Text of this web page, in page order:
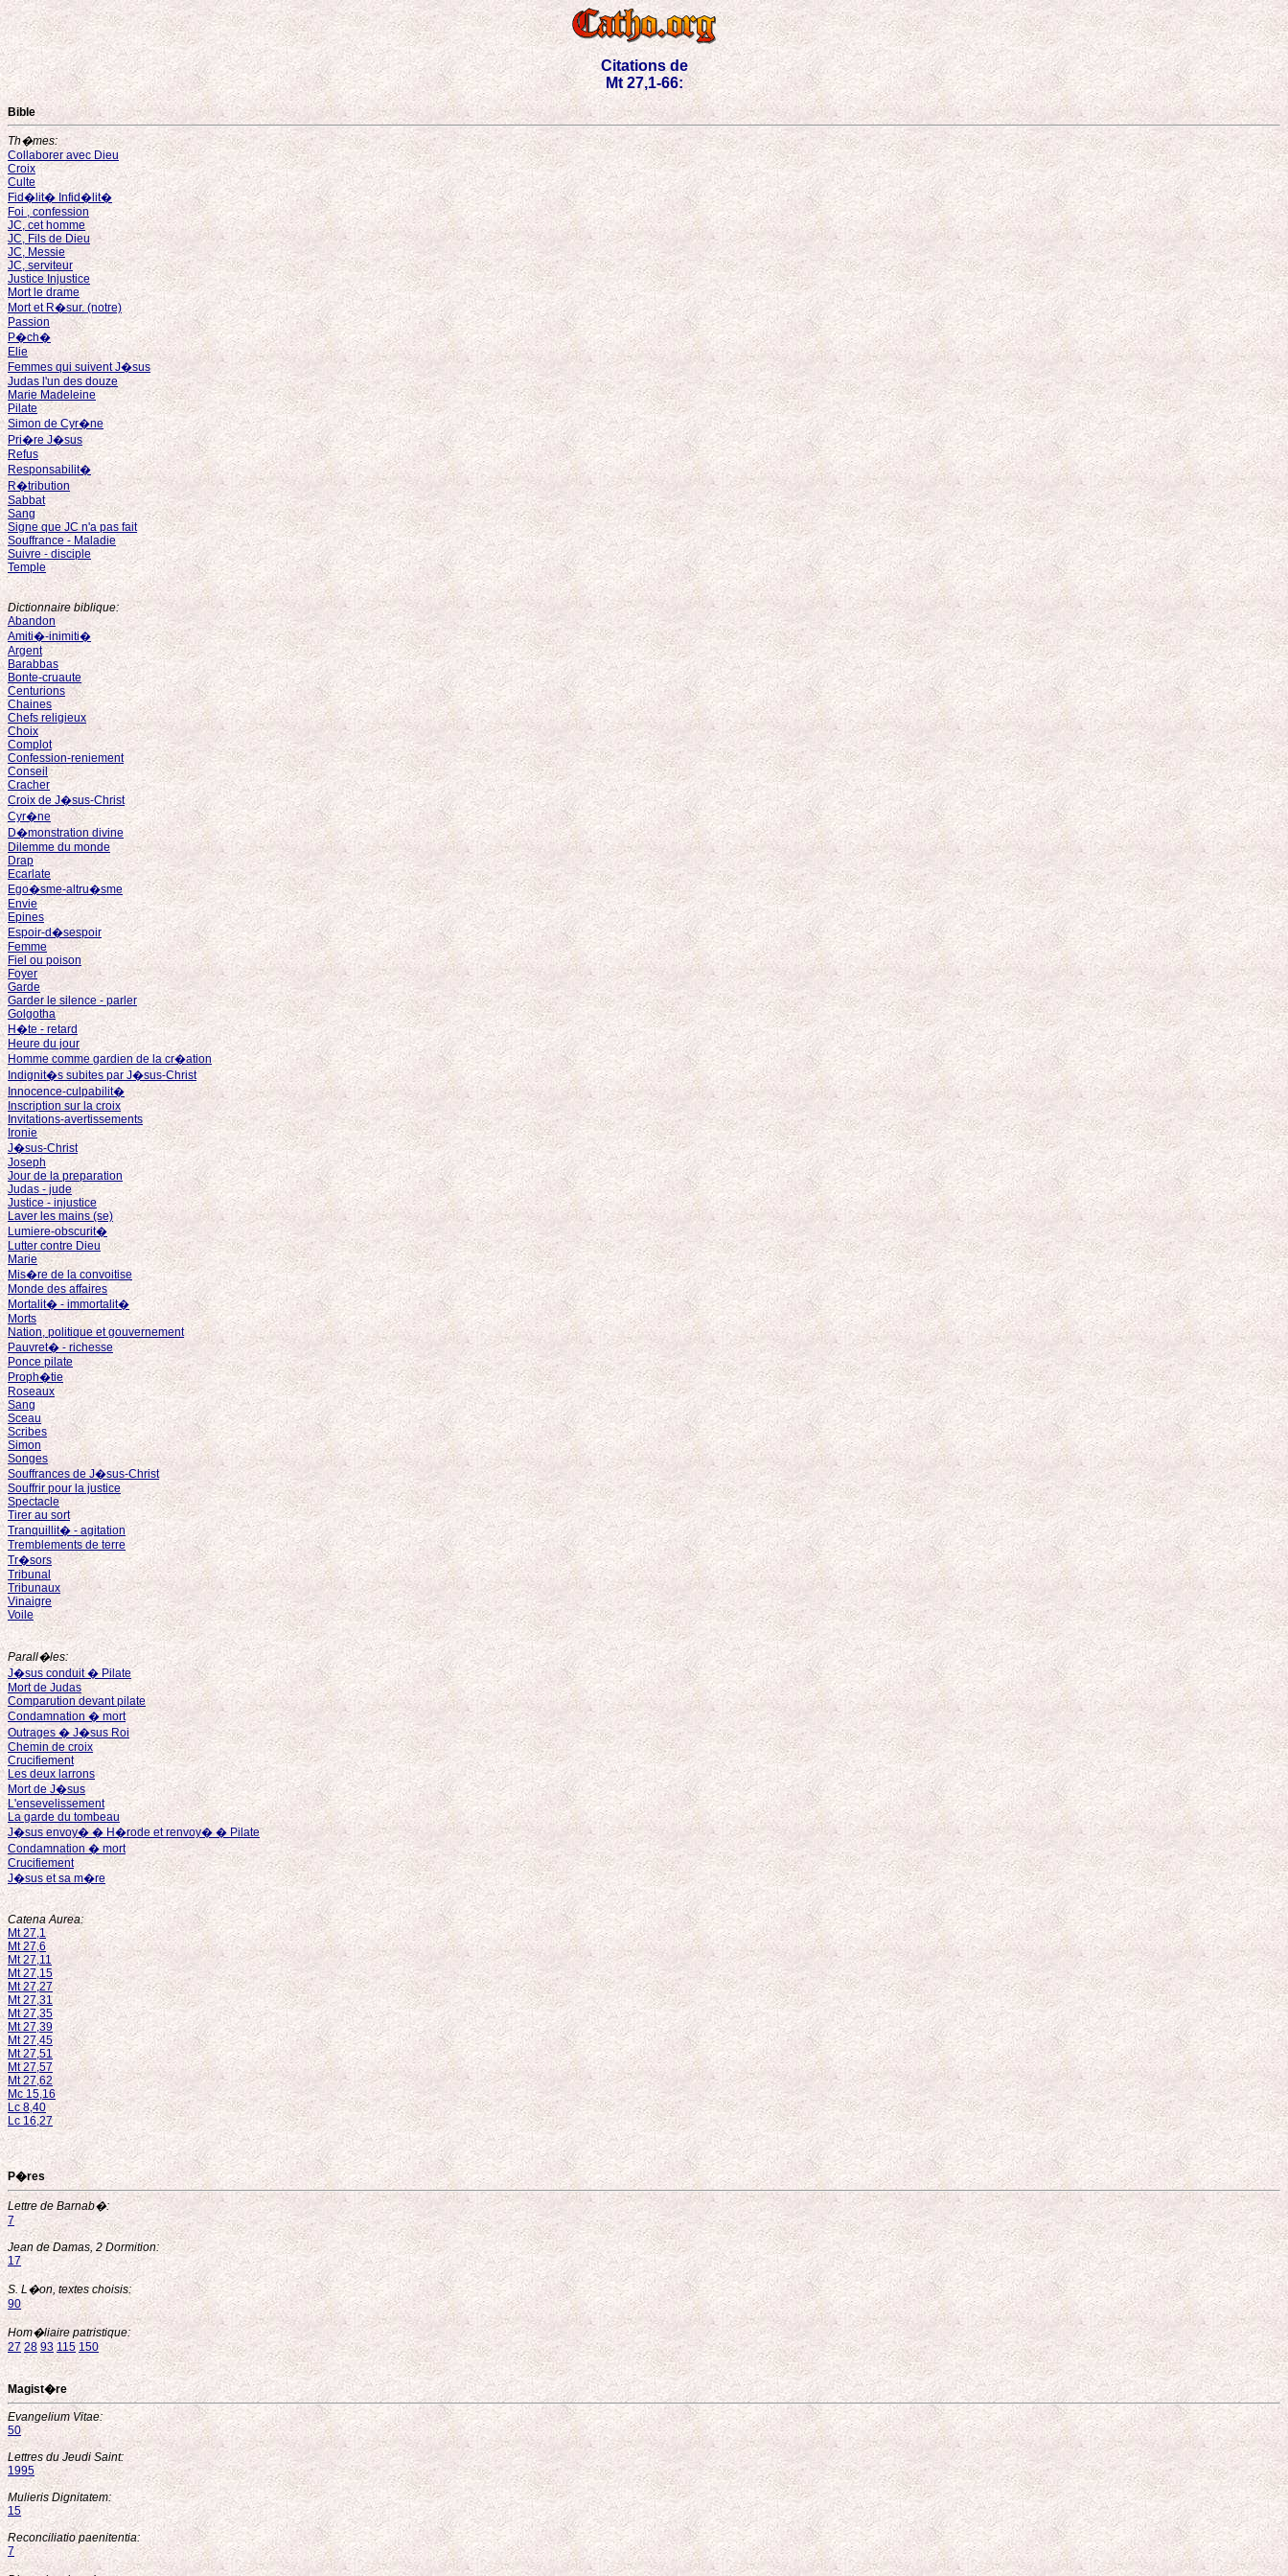
Citations de
Mt 27,1-66:
Bible
Th�mes:
Collaborer avec Dieu
Croix
Culte
Fid�lit� Infid�lit�
Foi , confession
JC, cet homme
JC, Fils de Dieu
JC, Messie
JC, serviteur
Justice Injustice
Mort le drame
Mort et R�sur. (notre)
Passion
P�ch�
Elie
Femmes qui suivent J�sus
Judas l'un des douze
Marie Madeleine
Pilate
Simon de Cyr�ne
Pri�re J�sus
Refus
Responsabilit�
R�tribution
Sabbat
Sang
Signe que JC n'a pas fait
Souffrance - Maladie
Suivre - disciple
Temple
Dictionnaire biblique:
Abandon
Amiti�-inimiti�
Argent
Barabbas
Bonte-cruaute
Centurions
Chaines
Chefs religieux
Choix
Complot
Confession-reniement
Conseil
Cracher
Croix de J�sus-Christ
Cyr�ne
D�monstration divine
Dilemme du monde
Drap
Ecarlate
Ego�sme-altru�sme
Envie
Epines
Espoir-d�sespoir
Femme
Fiel ou poison
Foyer
Garde
Garder le silence - parler
Golgotha
H�te - retard
Heure du jour
Homme comme gardien de la cr�ation
Indignit�s subites par J�sus-Christ
Innocence-culpabilit�
Inscription sur la croix
Invitations-avertissements
Ironie
J�sus-Christ
Joseph
Jour de la preparation
Judas - jude
Justice - injustice
Laver les mains (se)
Lumiere-obscurit�
Lutter contre Dieu
Marie
Mis�re de la convoitise
Monde des affaires
Mortalit� - immortalit�
Morts
Nation, politique et gouvernement
Pauvret� - richesse
Ponce pilate
Proph�tie
Roseaux
Sang
Sceau
Scribes
Simon
Songes
Souffrances de J�sus-Christ
Souffrir pour la justice
Spectacle
Tirer au sort
Tranquillit� - agitation
Tremblements de terre
Tr�sors
Tribunal
Tribunaux
Vinaigre
Voile
Parall�les:
J�sus conduit � Pilate
Mort de Judas
Comparution devant pilate
Condamnation � mort
Outrages � J�sus Roi
Chemin de croix
Crucifiement
Les deux larrons
Mort de J�sus
L'ensevelissement
La garde du tombeau
J�sus envoy� � H�rode et renvoy� � Pilate
Condamnation � mort
Crucifiement
J�sus et sa m�re
Catena Aurea:
Mt 27,1
Mt 27,6
Mt 27,11
Mt 27,15
Mt 27,27
Mt 27,31
Mt 27,35
Mt 27,39
Mt 27,45
Mt 27,51
Mt 27,57
Mt 27,62
Mc 15,16
Lc 8,40
Lc 16,27
P�res
Lettre de Barnab�:
7
Jean de Damas, 2 Dormition:
17
S. L�on, textes choisis:
90
Hom�liaire patristique:
27 28 93 115 150
Magist�re
Evangelium Vitae:
50
Lettres du Jeudi Saint:
1995
Mulieris Dignitatem:
15
Reconciliatio paenitentia:
7